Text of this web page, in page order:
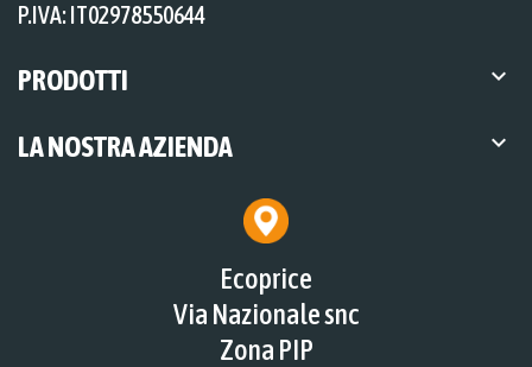
P.IVA: IT02978550644
PRODOTTI 
LA NOSTRA AZIENDA 
Ecoprice
Via Nazionale snc
Zona PIP